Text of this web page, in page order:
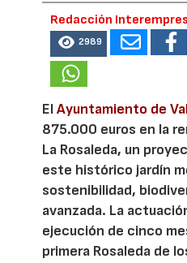
Redacción
2989
ElAyuntamiento de
875.000 euros en la
La Rosaleda, un
este histórico jardín
sostenibilidad,
avanzada. La
ejecución de cinco
primera Rosaleda de